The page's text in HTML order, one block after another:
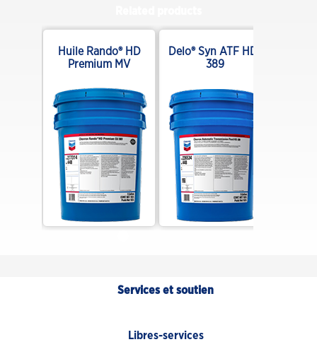
Huile Rando® HD
Premium MV
Delo® Syn ATF HD-
389
Services et soutien
Libres-services